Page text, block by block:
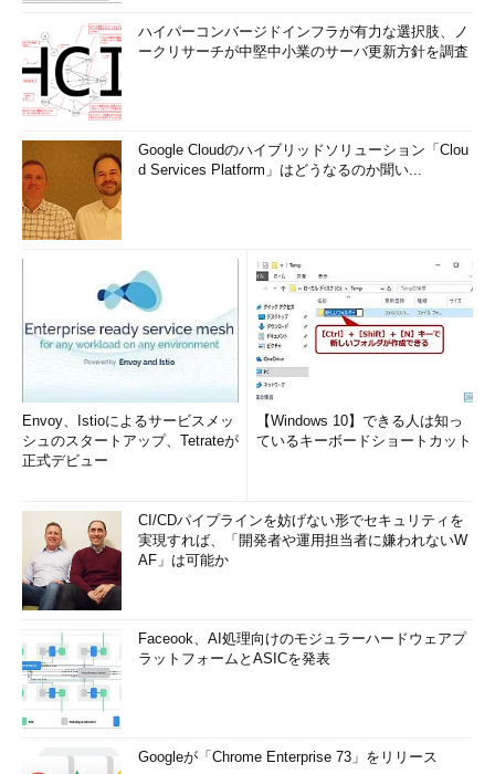
ハイパーコンバージドインフラが有力な選択肢、ノ
ークリサーチが中堅中小業のサーバ更新方針を調査
Google Cloudのハイブリッドソリューション「Clou
d Services Platform」はどうなるのか聞い...
Envoy、Istioによるサービスメッ
シュのスタートアップ、Tetrateが
正式デビュー
【Windows 10】できる人は知っ
ているキーボードショートカット
CI/CDパイプラインを妨げない形でセキュリティを
実現すれば、「開発者や運用担当者に嫌われないW
AF」は可能か
Faceook、AI処理向けのモジュラーハードウェアプ
ラットフォームとASICを発表
Googleが「Chrome Enterprise 73」をリリース